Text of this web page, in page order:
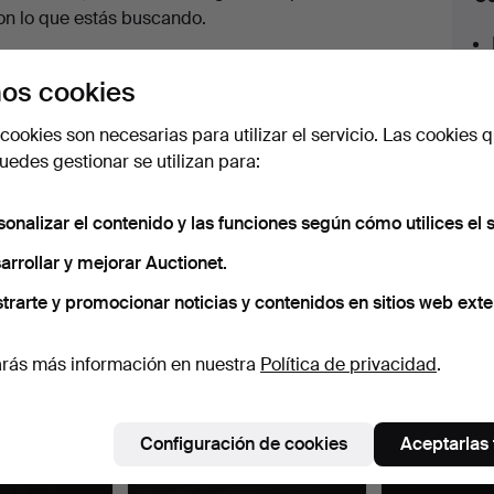
lo que estás buscando.
tan pronto como dispongamos del lote.
archivo que coinciden con tu
cookies
son necesarias para utilizar el servicio. Las cookies
gestionar se utilizan para:
el contenido y las funciones según cómo utilices el
y mejorar Auctionet.
y promocionar noticias y contenidos en sitios web
más información en nuestra Política de privacidad.
Configuración de cookies Aceptarlas